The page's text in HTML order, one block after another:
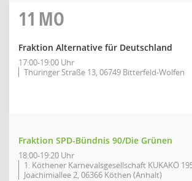
11 MO
Fraktion Alternative für Deutschland
17:00-19:00 Uhr
Thüringer Straße 13, 06749 Bitterfeld-Wolfen
Fraktion SPD-Bündnis 90/Die Grünen
18:00-19:20 Uhr
1. Köthener Karnevalsgesellschaft KUKAKÖ
Joachimiallee 2, 06366 Köthen (Anhalt)